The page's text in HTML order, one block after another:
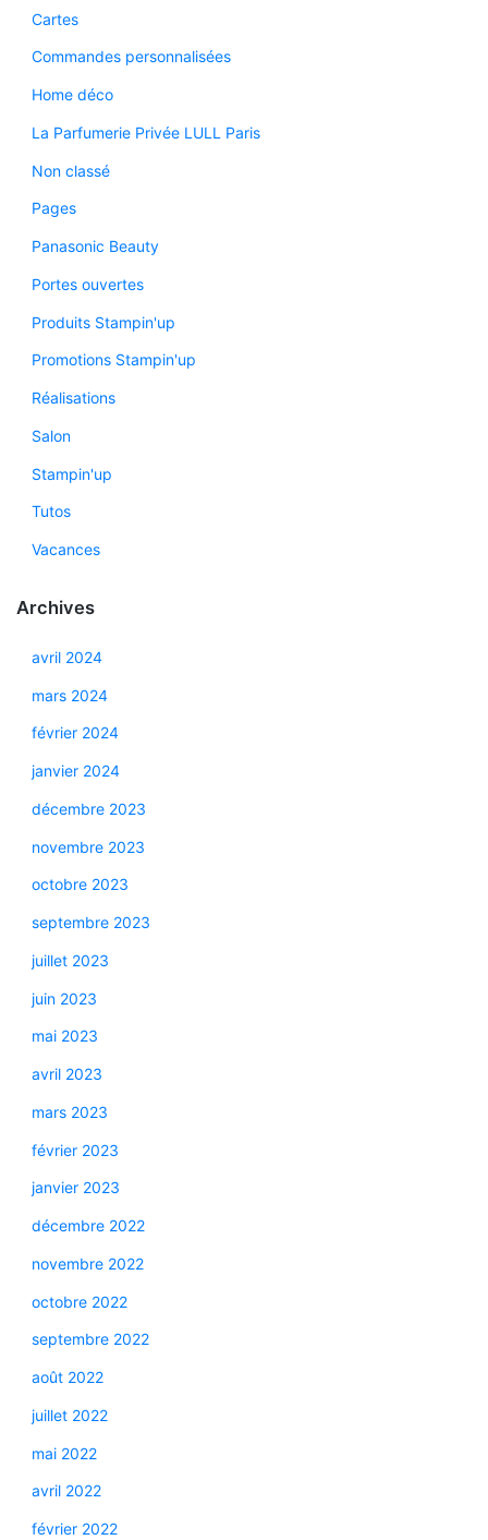
Cartes
Commandes personnalisées
Home déco
La Parfumerie Privée LULL Paris
Non classé
Pages
Panasonic Beauty
Portes ouvertes
Produits Stampin'up
Promotions Stampin'up
Réalisations
Salon
Stampin'up
Tutos
Vacances
Archives
avril 2024
mars 2024
février 2024
janvier 2024
décembre 2023
novembre 2023
octobre 2023
septembre 2023
juillet 2023
juin 2023
mai 2023
avril 2023
mars 2023
février 2023
janvier 2023
décembre 2022
novembre 2022
octobre 2022
septembre 2022
août 2022
juillet 2022
mai 2022
avril 2022
février 2022